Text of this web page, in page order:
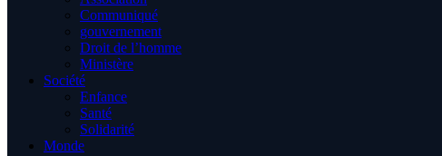
Communiqué
gouvernement
Droit de l’homme
Ministère
Société
Enfance
Santé
Solidarité
Monde